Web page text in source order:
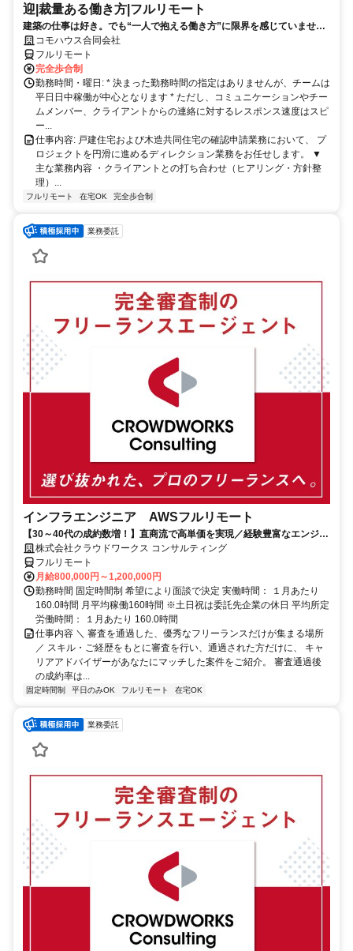
迎|裁量ある働き方|フルリモート
建築の仕事は好き。でも“一人で抱える働き方”に限界を感じていません
か？ 図面や法規チェックは専門チームへ。あなたは“プロジェクトを動
かす役割”に集中できます。
コモハウス合同会社
フルリモート
完全歩合制
勤務時間・曜日: * 決まった勤務時間の指定はありませんが、チームは
平日日中稼働が中心となります * ただし、コミュニケーションやチー
ムメンバー、クライアントからの連絡に対するレスポンス速度はスピ
ー...
仕事内容: 戸建住宅および木造共同住宅の確認申請業務において、 プ
ロジェクトを円滑に進めるディレクション業務をお任せします。 ▼
主な業務内容 ・クライアントとの打ち合わせ（ヒアリング・方針整
理）...
フルリモート 在宅OK 完全歩合制
業務委託
インフラエンジニア AWSフルリモート
【30～40代の成約数増！】直商流で高単価を実現／経験豊富なエンジニ
アのスキルに合致した案件を多数保有
株式会社クラウドワークス コンサルティング
フルリモート
月給800,000円～1,200,000円
勤務時間 固定時間制 希望により面談で決定 実働時間： １月あたり
160.0時間 月平均稼働160時間 ※土日祝は委託先企業の休日 平均所定
労働時間： １月あたり 160.0時間
仕事内容 ＼ 審査を通過した、優秀なフリーランスだけが集まる場所
／ スキル・ご経歴をもとに審査を行い、通過された方だけに、 キャ
リアアドバイザーがあなたにマッチした案件をご紹介。 審査通過後
の成約率は...
固定時間制 平日のみOK フルリモート 在宅OK
業務委託